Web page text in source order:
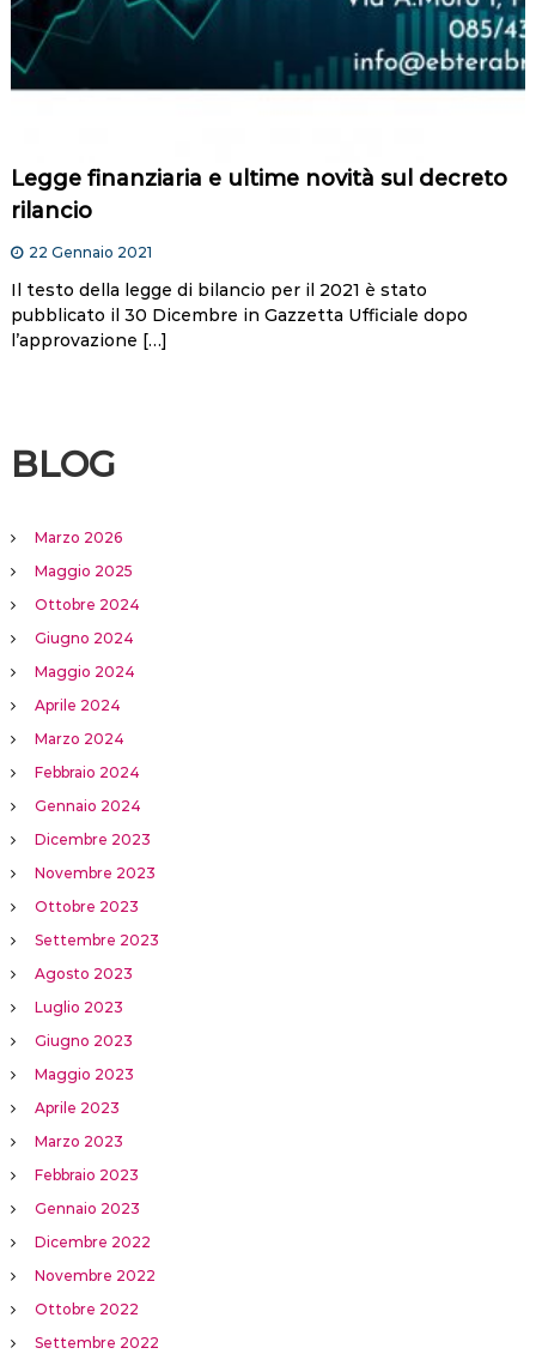
Legge finanziaria e ultime novità sul decreto
rilancio
22 Gennaio 2021
Il testo della legge di bilancio per il 2021 è stato
pubblicato il 30 Dicembre in Gazzetta Ufficiale dopo
l’approvazione […]
BLOG
Marzo 2026
Maggio 2025
Ottobre 2024
Giugno 2024
Maggio 2024
Aprile 2024
Marzo 2024
Febbraio 2024
Gennaio 2024
Dicembre 2023
Novembre 2023
Ottobre 2023
Settembre 2023
Agosto 2023
Luglio 2023
Giugno 2023
Maggio 2023
Aprile 2023
Marzo 2023
Febbraio 2023
Gennaio 2023
Dicembre 2022
Novembre 2022
Ottobre 2022
Settembre 2022